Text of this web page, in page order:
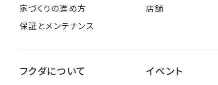
家づくりの進め方
保証とメンテナンス
店舗
フクダについて イベント